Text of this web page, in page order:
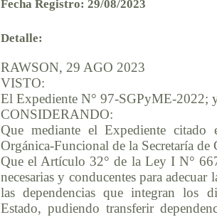
Fecha Registro: 29/08/2023
Detalle:
RAWSON, 29 AGO 2023
VISTO:
El Expediente N° 97-SGPyME-2022;
CONSIDERANDO:
Que mediante el Expediente
Orgánica-Funcional de la Secretaría
Que el Artículo 32° de la Ley I N°
necesarias y conducentes para
las dependencias que integran los
Estado, pudiendo transferir